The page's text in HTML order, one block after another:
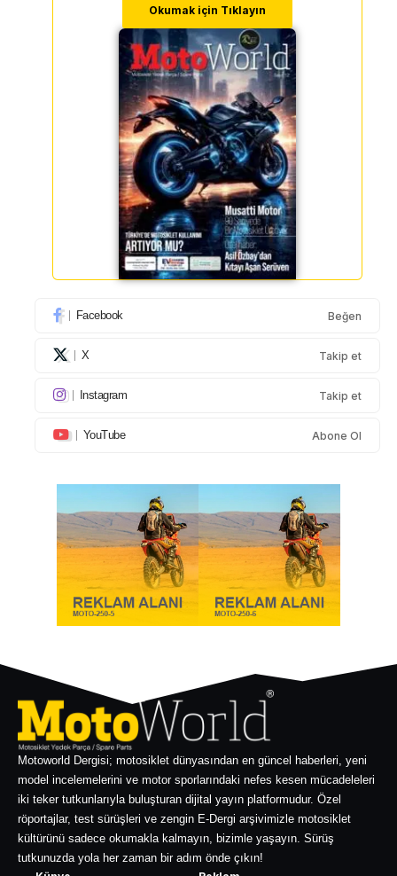
Okumak için Tıklayın
Facebook Beğen
X Takip et
Instagram Takip et
YouTube Abone Ol
Motoworld Dergisi; motosiklet dünyasından en güncel haberleri, yeni
model incelemelerini ve motor sporlarındaki nefes kesen mücadeleleri
iki teker tutkunlarıyla buluşturan dijital yayın platformudur. Özel
röportajlar, test sürüşleri ve zengin E-Dergi arşivimizle motosiklet
kültürünü sadece okumakla kalmayın, bizimle yaşayın. Sürüş
tutkunuzda yola her zaman bir adım önde çıkın!